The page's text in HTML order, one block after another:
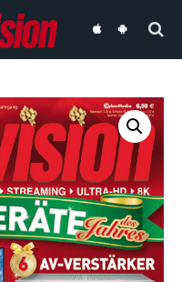
audiovisionaudiovision